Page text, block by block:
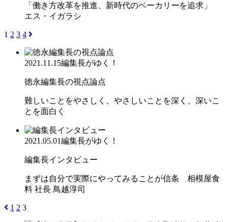
「働き方改革を推進、新時代のベーカリーを追求」
エス・イガラシ
1 2 3 4
2021.11.15編集長がゆく！
徳永編集長の視点論点
難しいことをやさしく、やさしいことを深く、深いこ
とを面白く
2021.05.01編集長がゆく！
編集長インタビュー
まずは自分で実際にやってみることが信条 相模屋食
料 社長 鳥越淳司
1 2 3